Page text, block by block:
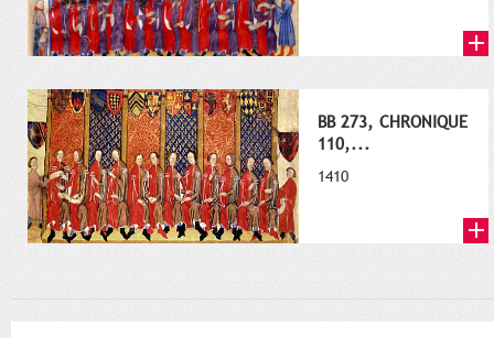
BB 273, CHRONIQUE
110,...
1410